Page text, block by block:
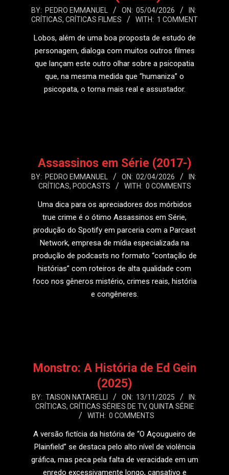
2026-
04-
05
BY: PEDRO EMMANUEL ON: 05/04/2026
IN:
CRÍTICAS, CRÍTICAS FILMES WITH: 1 COMMENT
Lobos, além de uma boa proposta de estudo de
personagem, dialoga com muitos outros filmes
que lançam este outro olhar sobre a psicopatia
que, na mesma medida que “humaniza” o
psicopata, o torna mais real e assustador.
Assassinos em Série (2017-)
2026-
04-
02
BY: PEDRO EMMANUEL ON: 02/04/2026
IN:
CRÍTICAS, PODCASTS WITH: 0 COMMENTS
Uma dica para os apreciadores dos mórbidos
true crime é o ótimo Assassinos em Série,
produção do Spotify em parceria com a Parcast
Network, empresa de mídia especializada na
produção de podcasts no formato “contação de
histórias” com roteiros de alta qualidade com
foco nos gêneros mistério, crimes reais, história
e congêneres.
Monstro: A História de Ed Gein
(2025)
2025-
11-
BY: TAISON NATARELLI ON: 13/11/2025
IN:
CRÍTICAS, CRÍTICAS SÉRIES DE TV, QUINTA SÉRIE
WITH: 0 COMMENTS
A versão fictícia da história de “O Açougueiro de
Plainfield” se destaca pelo alto nível de violência
gráfica, mas peca pela falta de veracidade em um
enredo excessivamente longo, cansativo e